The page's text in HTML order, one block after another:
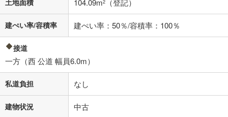
済方法「元利均等返済」にて算出しております。入力された金利を35年
適用した場合の計算結果を表示しています。
その他月額費用や、初期費用がかかります。ご注意ください。実際にお
借り入れの際は各金融機関等に、必ずご自身でご確認をお願いいたしま
条件によってお借り入れができないことがあります。
不動産会社に購入相談をする 無料
土地面積 104.09m2 （登記）
建ぺい率/容積率 建ぺい率：50％/容積率：100％
接道
一方（西 公道 幅員6.0m）
私道負担 なし
建物状況 中古